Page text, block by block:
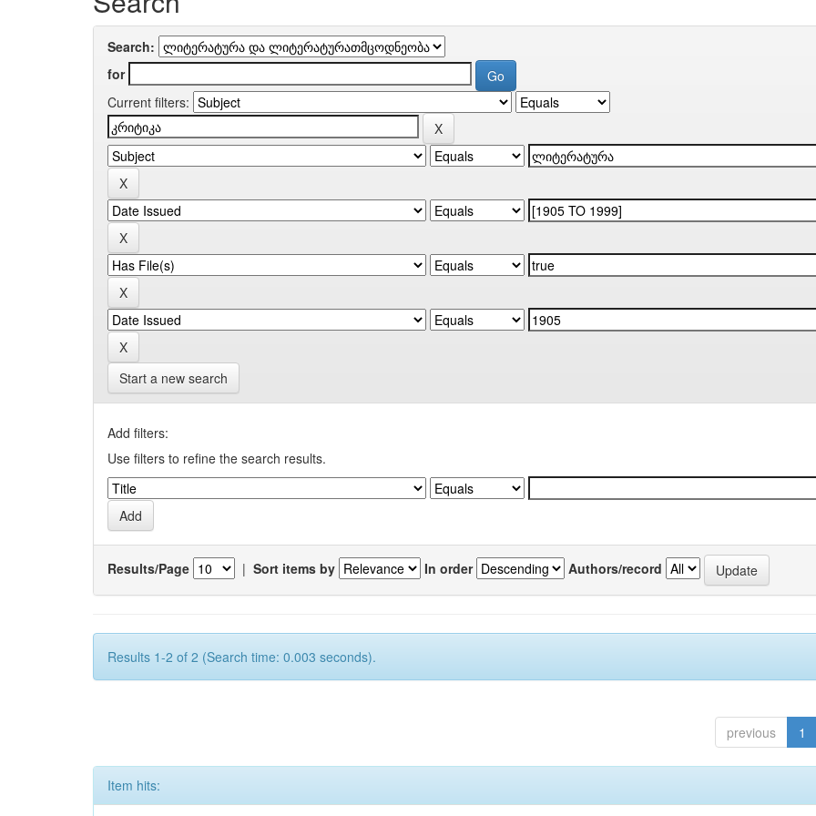
Search:
for
Current filters:
Start a new search
Add filters:
Use filters to refine the search results.
Results/Page | Sort items by In order Authors/record
Results 1-2 of 2 (Search time: 0.003 seconds).
previous 1
Item hits: